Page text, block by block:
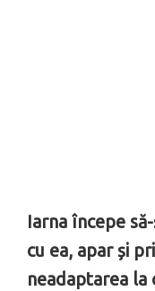
Iarna începe
cu ea, apar și
neadaptarea